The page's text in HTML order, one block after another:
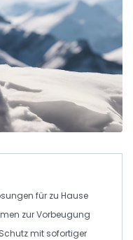
für zu Hause
zur Vorbeugung
mit sofortiger